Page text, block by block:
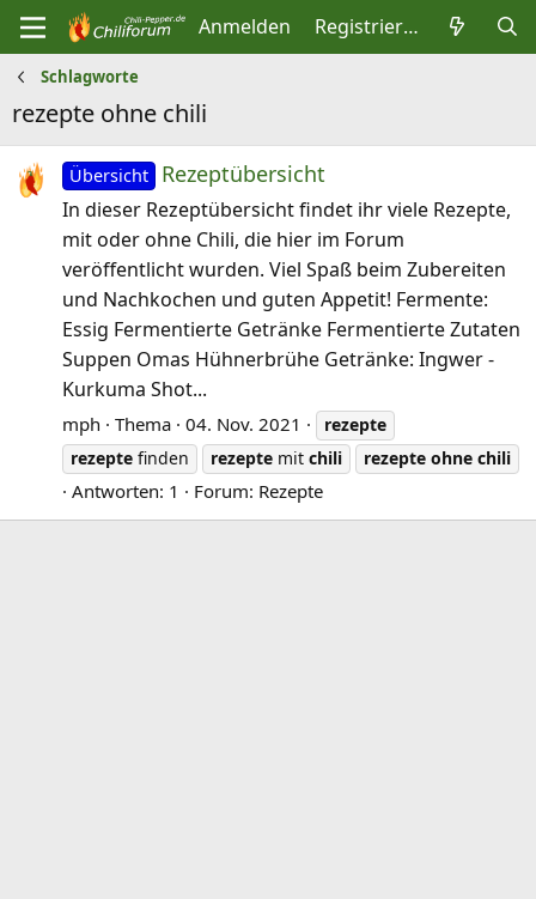
Anmelden Registrieren
Schlagworte
rezepte ohne chili
Übersicht Rezeptübersicht
In dieser Rezeptübersicht findet ihr viele Rezepte,
mit oder ohne Chili, die hier im Forum
veröffentlicht wurden. Viel Spaß beim Zubereiten
und Nachkochen und guten Appetit! Fermente:
Essig Fermentierte Getränke Fermentierte Zutaten
Suppen Omas Hühnerbrühe Getränke: Ingwer -
Kurkuma Shot...
mph Thema 04. Nov. 2021
rezepte
rezepte finden rezepte mit chili rezepte ohne chili
Antworten: 1 Forum: Rezepte